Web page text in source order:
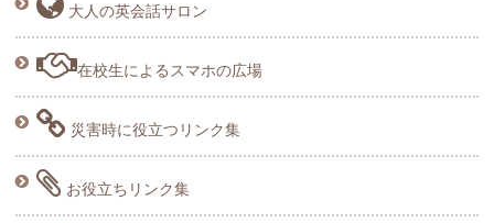
大人の英会話サロン
在校生によるスマホの広場
災害時に役立つリンク集
お役立ちリンク集